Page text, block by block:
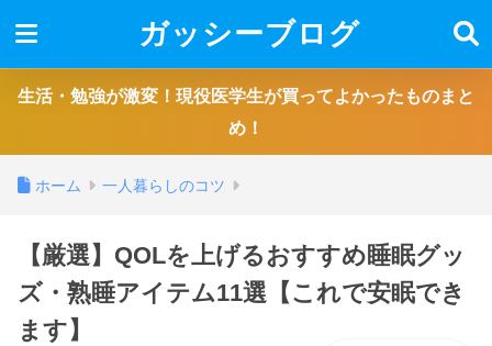
ガッシーブログ
生活・勉強が激変！現役医学生が買ってよかったものまと
め！
ホーム 一人暮らしのコツ
【厳選】QOLを上げるおすすめ睡眠グッ
ズ・熟睡アイテム11選【これで安眠でき
ます】